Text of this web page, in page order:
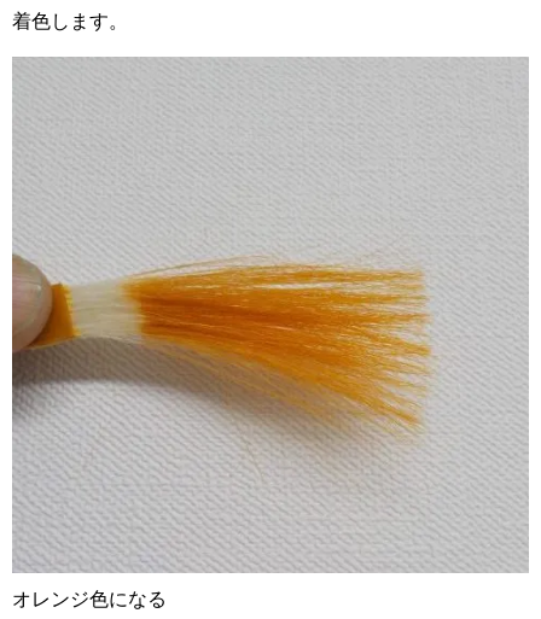
着色します。
オレンジ色になる